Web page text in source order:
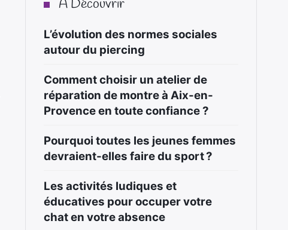
A Découvrir
L’évolution des normes sociales
autour du piercing
Comment choisir un atelier de
réparation de montre à Aix-en-
Provence en toute confiance ?
Pourquoi toutes les jeunes femmes
devraient-elles faire du sport ?
Les activités ludiques et
éducatives pour occuper votre
chat en votre absence